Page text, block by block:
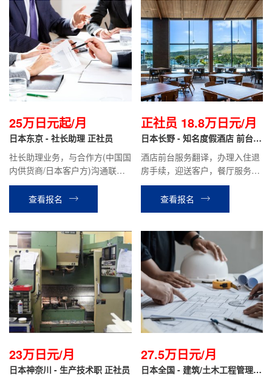
25万日元起/月
日本东京 - 社长助理 正社员
社长助理业务，与合作方(中国国
内供货商/日本客户方)沟通联
络，翻译，开车与社长同行拜访
客户，公司内部联络协调，与千
叶仓库进行货物部品调配等相关
查看报名
正社员 18.8万日元/月
日本长野 - 知名度假酒店 前台翻
酒店前台服务翻译，办理入住退
房手续，迎送客户，餐厅服务，
礼品店销售等酒店安排的相关工
查看报名
23万日元/月
日本神奈川 - 生产技术职 正社员
27.5万日元/月
日本全国 - 建筑/土木工程管理